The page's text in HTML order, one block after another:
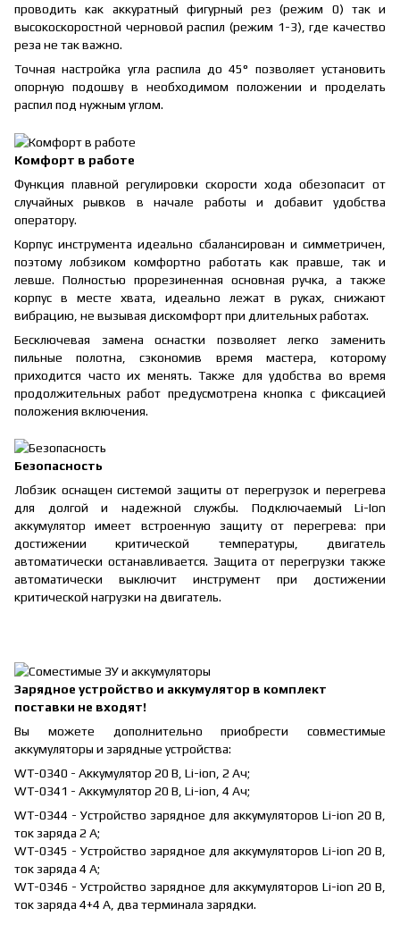
проводить как аккуратный фигурный рез (режим 0) так и
высокоскоростной черновой распил (режим 1-3), где качество
реза не так важно.
Точная настройка угла распила до 45° позволяет установить
опорную подошву в необходимом положении и проделать
распил под нужным углом.
Комфорт в работе
Функция плавной регулировки скорости хода обезопасит от
случайных рывков в начале работы и добавит удобства
оператору.
Корпус инструмента идеально сбалансирован и симметричен,
поэтому лобзиком комфортно работать как правше, так и
левше. Полностью прорезиненная основная ручка, а также
корпус в месте хвата, идеально лежат в руках, снижают
вибрацию, не вызывая дискомфорт при длительных работах.
Бесключевая замена оснастки позволяет легко заменить
пильные полотна, сэкономив время мастера, которому
приходится часто их менять. Также для удобства во время
продолжительных работ предусмотрена кнопка с фиксацией
положения включения.
Безопасность
Лобзик оснащен системой защиты от перегрузок и перегрева
для долгой и надежной службы. Подключаемый Li-Ion
аккумулятор имеет встроенную защиту от перегрева: при
достижении критической температуры, двигатель
автоматически останавливается. Защита от перегрузки также
автоматически выключит инструмент при достижении
критической нагрузки на двигатель.
Зарядное устройство и аккумулятор в комплект
поставки не входят!
Вы можете дополнительно приобрести совместимые
аккумуляторы и зарядные устройства:
WT-0340 - Аккумулятор 20 В, Li-ion, 2 Ач;
WT-0341 - Аккумулятор 20 В, Li-ion, 4 Ач;
WT-0344 - Устройство зарядное для аккумуляторов Li-ion 20 В,
ток заряда 2 А;
WT-0345 - Устройство зарядное для аккумуляторов Li-ion 20 В,
ток заряда 4 А;
WT-0346 - Устройство зарядное для аккумуляторов Li-ion 20 В,
ток заряда 4+4 А, два терминала зарядки.